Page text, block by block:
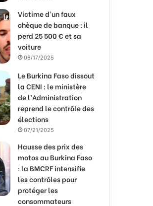
Victime d’un faux
chèque de banque : il
perd 25 500 € et sa
voiture
08/17/2025
Le Burkina Faso dissout
la CENI : le ministère
de l’Administration
reprend le contrôle des
élections
07/21/2025
Hausse des prix des
motos au Burkina Faso
: la BMCRF intensifie
les contrôles pour
protéger les
consommateurs